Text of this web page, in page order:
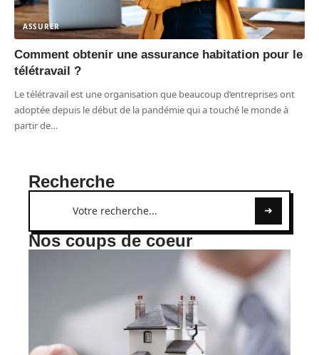
ASSURER
Comment obtenir une assurance habitation pour le
télétravail ?
Le télétravail est une organisation que beaucoup d’entreprises ont
adoptée depuis le début de la pandémie qui a touché le monde à
partir de…
Recherche
Nos coups de coeur